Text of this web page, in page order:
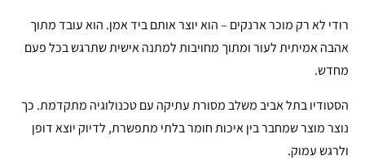
רודי לא רק מוכר ארנקים – הוא יוצר אותם ביד אמן. הוא עובד מתוך
אהבה אמיתית לעור ומתוך מחויבות למתנה אישית שתרגש בכל פעם
מחדש.
הסטודיו בתל אביב משלב מסורת עתיקה עם טכנולוגיה מתקדמת. כך
נוצר מוצר שמחבר בין איכות חומר בלתי מתפשרת, לדיוק יוצא דופן
ולרגש עמוק.